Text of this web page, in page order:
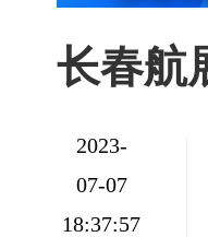
长春航
2023-
07-07
18:37:57